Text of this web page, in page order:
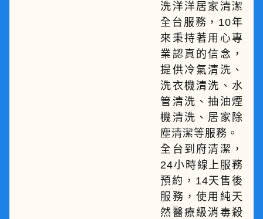
洗洋洋居家清潔
全台服務，10年
來秉持著用心專
業認真的信念，
提供冷氣清洗、
洗衣機清洗、水
管清洗、抽油煙
機清洗、居家除
塵清潔等服務。
全台到府清潔，
24小時線上服務
預約，14天售後
服務，使用純天
然醫療級消毒殺